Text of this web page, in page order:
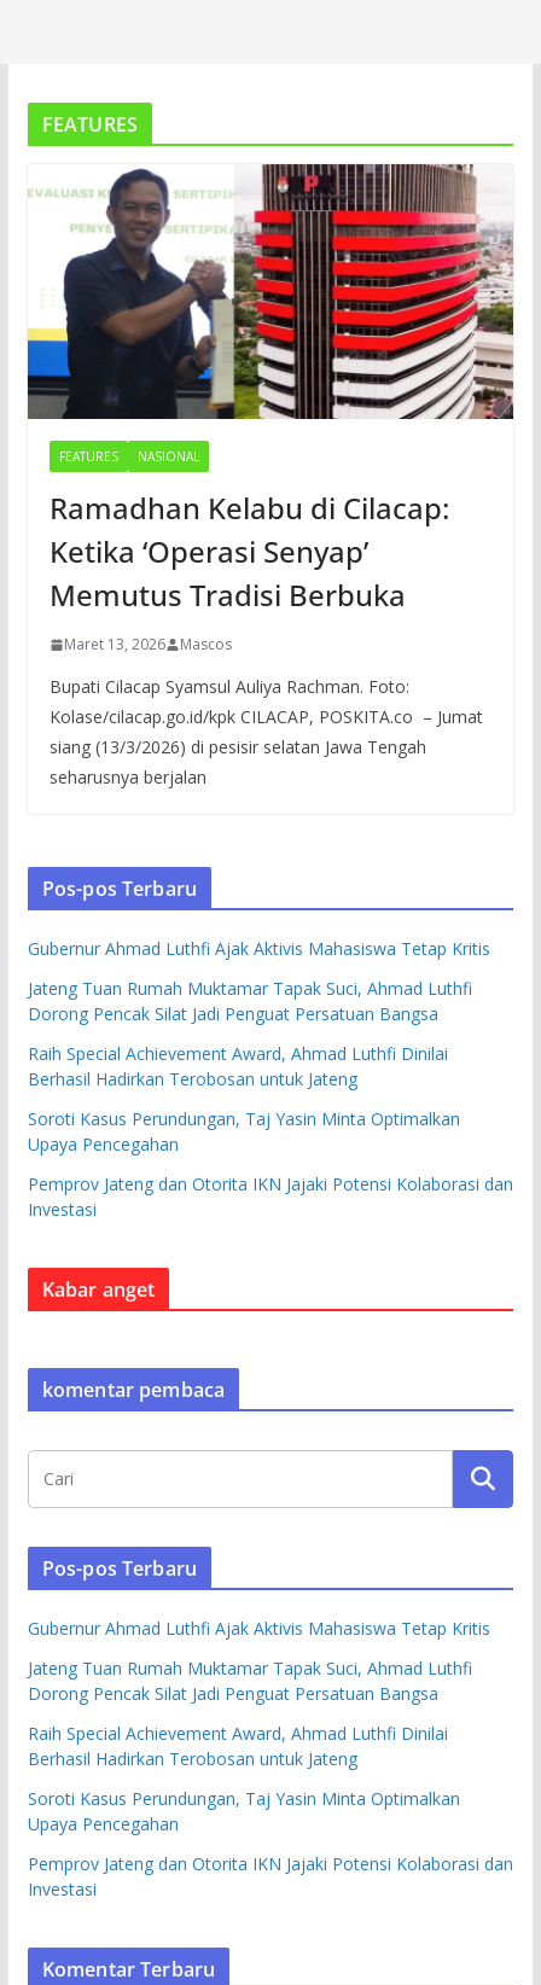
FEATURES
FEATURES NASIONAL
Ramadhan Kelabu di Cilacap:
Ketika ‘Operasi Senyap’
Memutus Tradisi Berbuka
Maret 13, 2026 Mascos
Bupati Cilacap Syamsul Auliya Rachman. Foto:
Kolase/cilacap.go.id/kpk CILACAP, POSKITA.co – Jumat
siang (13/3/2026) di pesisir selatan Jawa Tengah
seharusnya berjalan
Pos-pos Terbaru
Gubernur Ahmad Luthfi Ajak Aktivis Mahasiswa Tetap Kritis
Jateng Tuan Rumah Muktamar Tapak Suci, Ahmad Luthfi
Dorong Pencak Silat Jadi Penguat Persatuan Bangsa
Raih Special Achievement Award, Ahmad Luthfi Dinilai
Berhasil Hadirkan Terobosan untuk Jateng
Soroti Kasus Perundungan, Taj Yasin Minta Optimalkan
Upaya Pencegahan
Pemprov Jateng dan Otorita IKN Jajaki Potensi Kolaborasi dan
Investasi
Kabar anget
komentar pembaca
Pos-pos Terbaru
Gubernur Ahmad Luthfi Ajak Aktivis Mahasiswa Tetap Kritis
Jateng Tuan Rumah Muktamar Tapak Suci, Ahmad Luthfi
Dorong Pencak Silat Jadi Penguat Persatuan Bangsa
Raih Special Achievement Award, Ahmad Luthfi Dinilai
Berhasil Hadirkan Terobosan untuk Jateng
Soroti Kasus Perundungan, Taj Yasin Minta Optimalkan
Upaya Pencegahan
Pemprov Jateng dan Otorita IKN Jajaki Potensi Kolaborasi dan
Investasi
Komentar Terbaru